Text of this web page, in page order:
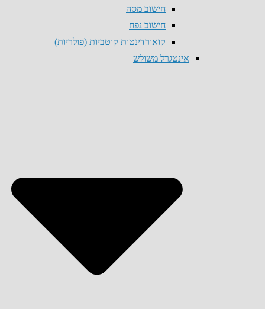
חישוב מסה
חישוב נפח
קואורדינטות קוטביות (פולריות)
אינטגרל משולש